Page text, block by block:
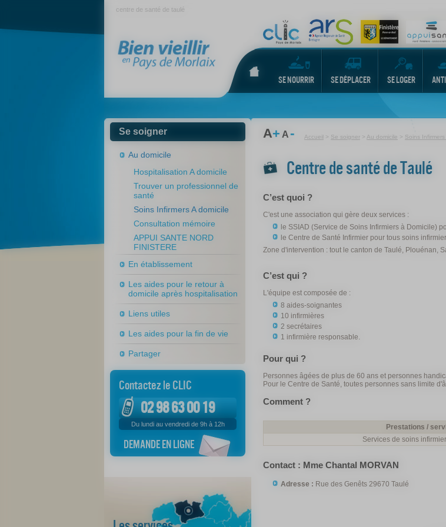
centre de santé de taulé
SE NOURRIR SE DÉPLACER SE LOGER
Se soigner
Au domicile
Hospitalisation A domicile
Trouver un professionnel de
santé
Soins Infirmers A domicile
Consultation mémoire
APPUI SANTE NORD
FINISTERE
En établissement
Les aides pour le retour à
domicile après hospitalisation
Liens utiles
Les aides pour la fin de vie
Partager
Contactez le CLIC
02 98 63 00 19
Du lundi au vendredi de 9h à 12h
DEMANDE EN LIGNE
A+ A - Accueil > Se soigner > Au domicile > Soins Infirmers
Centre de santé de Taulé
C’est quoi ?
C'est une association qui gère deux services :
le SSIAD (Service de Soins Infirmiers à Domicile)
le Centre de Santé Infirmier pour tous soins
Zone d'intervention : tout le canton de Taulé, Plouénan,
C’est qui ?
L'équipe est composée de :
8 aides-soignantes
10 infirmières
2 secrétaires
1 infirmière responsable.
Pour qui ?
Personnes âgées de plus de 60 ans et personnes
Pour le Centre de Santé, toutes personnes sans limite
Comment ?
Prestations /
Services de soins
Contact : Mme Chantal MORVAN
Adresse : Rue des Genêts 29670 Taulé